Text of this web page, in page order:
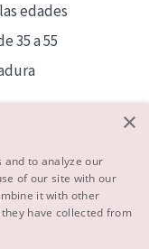
edades
35 a 55
×
and to analyze our
of our site with our
it with other
have collected from